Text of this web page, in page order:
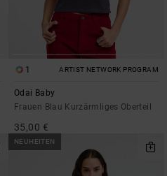
1 ARTIST NETWORK PROGRAM
Odai Baby
Frauen Blau Kurzärmliges Oberteil
35,00 €
NEUHEITEN